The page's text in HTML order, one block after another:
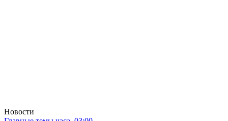
Новости